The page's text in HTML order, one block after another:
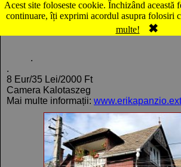
Acest site foloseste cookie. Închizând această
continuare, îți exprimi acordul asupra folosiri
multe!
✖
Hartă Sâncraiu:
.
.
8 Eur/35 Lei/2000 Ft
Camera Kalotaszeg
Mai multe informații:
Comentarii